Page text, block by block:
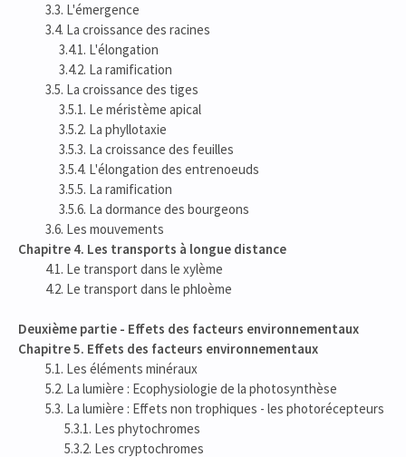
3.3. L'émergence
3.4. La croissance des racines
3.4.1. L'élongation
3.4.2. La ramification
3.5. La croissance des tiges
3.5.1. Le méristème apical
3.5.2. La phyllotaxie
3.5.3. La croissance des feuilles
3.5.4. L'élongation des entrenoeuds
3.5.5. La ramification
3.5.6. La dormance des bourgeons
3.6. Les mouvements
Chapitre 4. Les transports à longue distance
4.1. Le transport dans le xylème
4.2. Le transport dans le phloème
Deuxième partie - Effets des facteurs environnementaux
Chapitre 5. Effets des facteurs environnementaux
5.1. Les éléments minéraux
5.2. La lumière : Ecophysiologie de la photosynthèse
5.3. La lumière : Effets non trophiques - les photorécepteurs
5.3.1. Les phytochromes
5.3.2. Les cryptochromes